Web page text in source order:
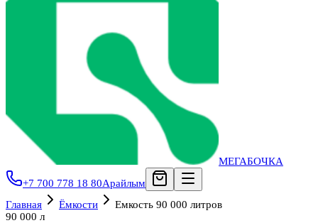
МЕГАБОЧКА
+7 700 778 18 80Арайлым
Главная
Ёмкости
Емкость 90 000 литров
90 000 л